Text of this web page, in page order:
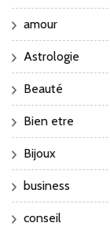
amour
Astrologie
Beauté
Bien etre
Bijoux
business
conseil